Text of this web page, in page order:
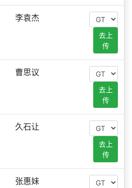
李袁杰
去上
传
曹思议
去上
传
久石让
去上
传
张惠妹